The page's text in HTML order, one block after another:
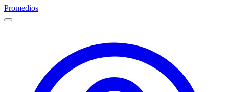
Promedios